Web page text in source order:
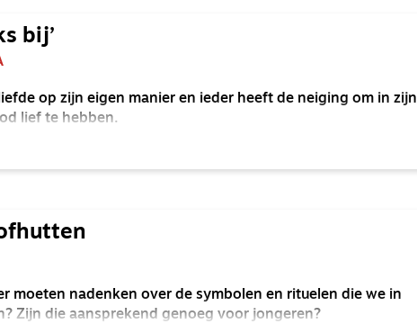
bij’
op zijn eigen manier en ieder heeft de neiging om in zijn
lief te hebben.
moeten nadenken over de symbolen en rituelen die we in
Zijn die aansprekend genoeg voor jongeren?